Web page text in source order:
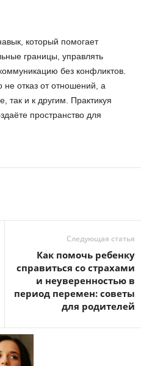
который помогает
границы, управлять
без конфликтов.
отказ от отношений, а
так и к другим. Практикуя
пространство для
Следующая статья
Как помочь ребенку
справиться со страхами
и неуверенностью в
период перемен: советы
для родителей